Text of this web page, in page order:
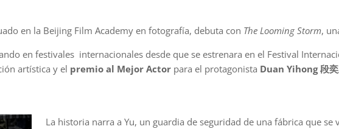
en la Beijing Film Academy en fotografía, debuta con The Looming Storm,
en festivales internacionales desde que se estrenara en el Festival
artística y el premio al Mejor Actor para el protagonista Duan Yihong 段
La historia narra a Yu, un guardia de seguridad de una fábrica que